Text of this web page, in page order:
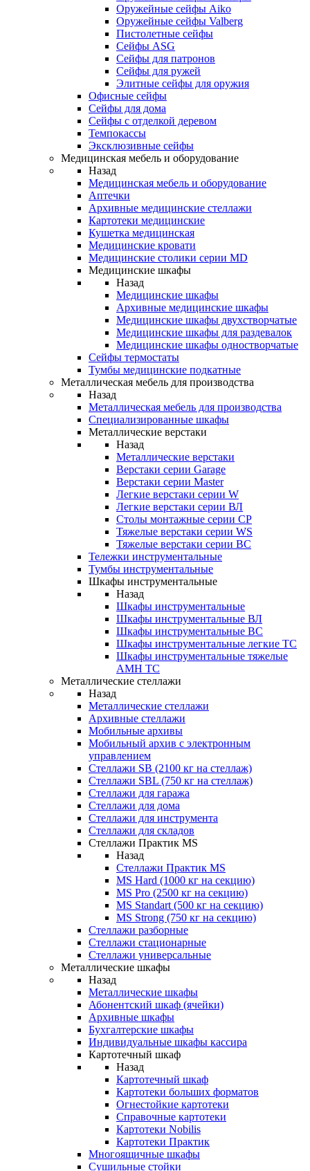
Оружейные сейфы Aiko
Оружейные сейфы Valberg
Пистолетные сейфы
Сейфы ASG
Сейфы для патронов
Сейфы для ружей
Элитные сейфы для оружия
Офисные сейфы
Сейфы для дома
Сейфы с отделкой деревом
Темпокассы
Эксклюзивные сейфы
Медицинская мебель и оборудование
Назад
Медицинская мебель и оборудование
Аптечки
Архивные медицинские стеллажи
Картотеки медицинские
Кушетка медицинская
Медицинские кровати
Медицинские столики серии MD
Медицинские шкафы
Назад
Медицинские шкафы
Архивные медицинские шкафы
Медицинские шкафы двухстворчатые
Медицинские шкафы для раздевалок
Медицинские шкафы одностворчатые
Сейфы термостаты
Тумбы медицинские подкатные
Металлическая мебель для производства
Назад
Металлическая мебель для производства
Cпециализированные шкафы
Металлические верстаки
Назад
Металлические верстаки
Верстаки серии Garage
Верстаки серии Master
Легкие верстаки серии W
Легкие верстаки серии ВЛ
Столы монтажные серии СР
Тяжелые верстаки серии WS
Тяжелые верстаки серии ВС
Тележки инструментальные
Тумбы инструментальные
Шкафы инструментальные
Назад
Шкафы инструментальные
Шкафы инструментальные ВЛ
Шкафы инструментальные ВС
Шкафы инструментальные легкие ТС
Шкафы инструментальные тяжелые
AMH TC
Металлические стеллажи
Назад
Металлические стеллажи
Архивные стеллажи
Мобильные архивы
Мобильный архив с электронным
управлением
Стеллажи SB (2100 кг на стеллаж)
Стеллажи SBL (750 кг на стеллаж)
Стеллажи для гаража
Стеллажи для дома
Стеллажи для инструмента
Стеллажи для складов
Стеллажи Практик MS
Назад
Стеллажи Практик MS
MS Hard (1000 кг на секцию)
MS Pro (2500 кг на секцию)
MS Standart (500 кг на секцию)
MS Strong (750 кг на секцию)
Стеллажи разборные
Стеллажи стационарные
Стеллажи универсальные
Металлические шкафы
Назад
Металлические шкафы
Абонентский шкаф (ячейки)
Архивные шкафы
Бухгалтерские шкафы
Индивидуальные шкафы кассира
Картотечный шкаф
Назад
Картотечный шкаф
Картотеки больших форматов
Огнестойкие картотеки
Справочные картотеки
Картотеки Nobilis
Картотеки Практик
Многоящичные шкафы
Сушильные стойки